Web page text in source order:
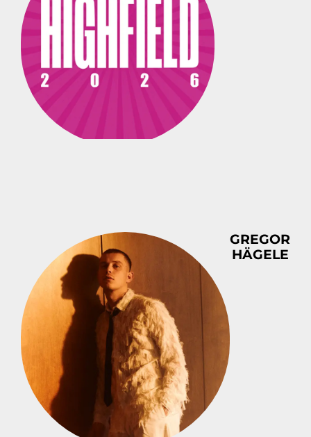
GREGOR
HÄGELE